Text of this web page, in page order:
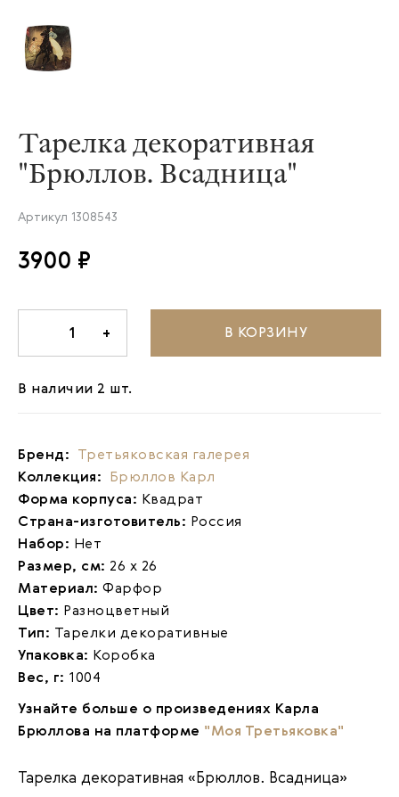
Тарелка декоративная
"Брюллов. Всадница"
Артикул 1308543
3900 ₽
1 + В КОРЗИНУ
В наличии 2 шт.
Бренд: Третьяковская галерея
Коллекция: Брюллов Карл
Форма корпуса: Квадрат
Страна-изготовитель: Россия
Набор: Нет
Размер, см: 26 х 26
Материал: Фарфор
Цвет: Разноцветный
Тип: Тарелки декоративные
Упаковка: Коробка
Вес, г: 1004
Узнайте больше о произведениях Карла
Брюллова на платформе "Моя Третьяковка"
Тарелка декоративная «Брюллов. Всадница»